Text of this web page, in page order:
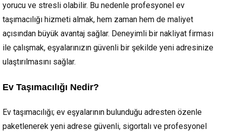
yorucu ve stresli olabilir. Bu nedenle profesyonel ev
taşımacılığı hizmeti almak, hem zaman hem de maliyet
açısından büyük avantaj sağlar. Deneyimli bir nakliyat firması
ile çalışmak, eşyalarınızın güvenli bir şekilde yeni adresinize
ulaştırılmasını sağlar.
Ev Taşımacılığı Nedir?
Ev taşımacılığı; ev eşyalarının bulunduğu adresten özenle
paketlenerek yeni adrese güvenli, sigortalı ve profesyonel